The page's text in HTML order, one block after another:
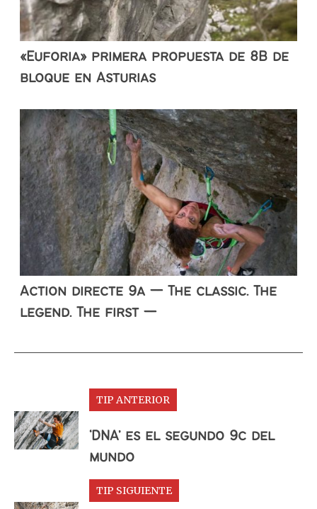
«Euforia» primera propuesta de 8B de
bloque en Asturias
Action directe 9a — The classic. The
legend. The first —
TIP ANTERIOR
‘DNA’ es el segundo 9c del
mundo
TIP SIGUIENTE